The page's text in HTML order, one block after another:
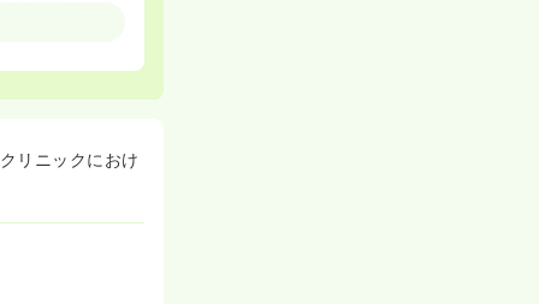
療部長、副院
ら内視鏡検査
と医療者の人
私が医師を志
リニックにおけ